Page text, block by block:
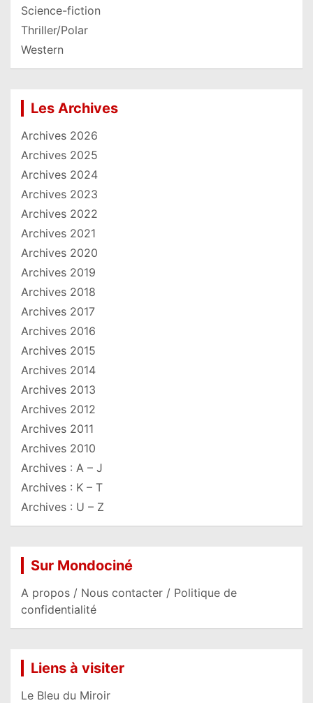
Science-fiction
Thriller/Polar
Western
Les Archives
Archives 2026
Archives 2025
Archives 2024
Archives 2023
Archives 2022
Archives 2021
Archives 2020
Archives 2019
Archives 2018
Archives 2017
Archives 2016
Archives 2015
Archives 2014
Archives 2013
Archives 2012
Archives 2011
Archives 2010
Archives : A – J
Archives : K – T
Archives : U – Z
Sur Mondociné
A propos / Nous contacter / Politique de
confidentialité
Liens à visiter
Le Bleu du Miroir